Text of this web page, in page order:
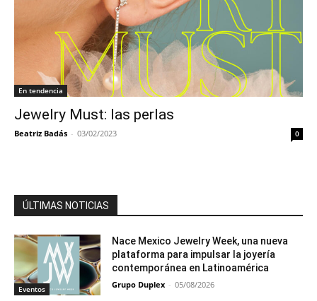
En tendencia
Jewelry Must: las perlas
Beatriz Badás - 03/02/2023 0
ÚLTIMAS NOTICIAS
Eventos
Nace Mexico Jewelry Week, una nueva
plataforma para impulsar la joyería
contemporánea en Latinoamérica
Grupo Duplex - 05/08/2026